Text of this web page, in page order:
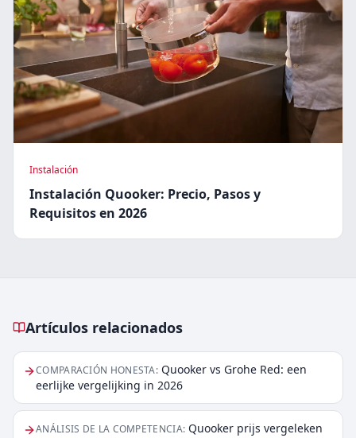
Instalación
Instalación Quooker: Precio, Pasos y
Requisitos en 2026
Artículos relacionados
Artículos relacionados
COMPARACIÓN HONESTA: Quooker vs Grohe Red: een
eerlijke vergelijking in 2026
ANÁLISIS DE LA COMPETENCIA: Quooker prijs vergeleken